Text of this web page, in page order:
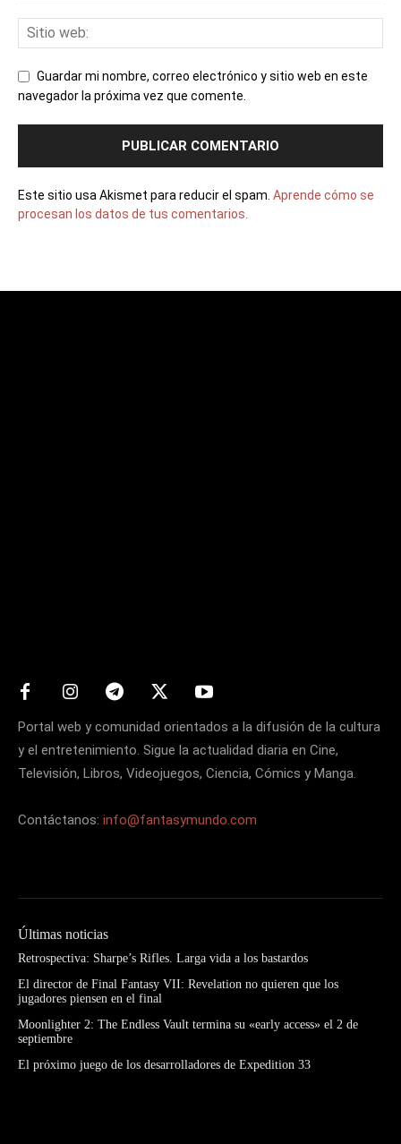
Guardar mi nombre, correo electrónico y sitio web en este
navegador la próxima vez que comente.
Este sitio usa Akismet para reducir el spam. Aprende cómo se
procesan los datos de tus comentarios.
Portal web y comunidad orientados a la difusión de la cultura
y el entretenimiento. Sigue la actualidad diaria en Cine,
Televisión, Libros, Videojuegos, Ciencia, Cómics y Manga.
Contáctanos: info@fantasymundo.com
Últimas noticias
Retrospectiva: Sharpe’s Rifles. Larga vida a los bastardos
El director de Final Fantasy VII: Revelation no quieren que los
jugadores piensen en el final
Moonlighter 2: The Endless Vault termina su «early access» el 2 de
septiembre
El próximo juego de los desarrolladores de Expedition 33